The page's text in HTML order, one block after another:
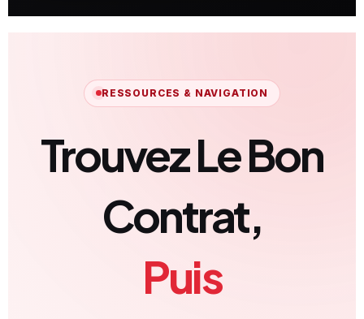
RESSOURCES & NAVIGATION
Trouvez Le Bon
Contrat,
Puis